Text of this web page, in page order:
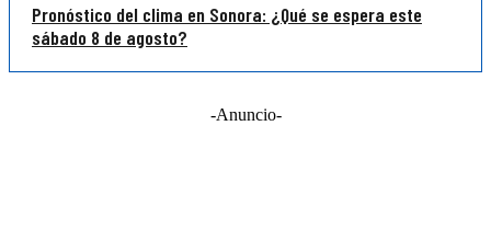
Pronóstico del clima en Sonora: ¿Qué se espera este
sábado 8 de agosto?
-Anuncio-